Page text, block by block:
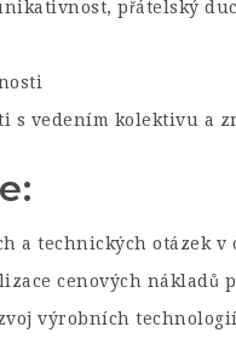
přátelský
s vedením kolektivu a
a technických otázek
cenových nákladů
výrobních